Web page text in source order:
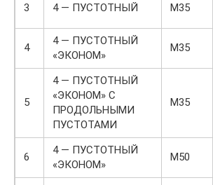
3 4 — ПУСТОТНЫЙ М35
4
4 — ПУСТОТНЫЙ
«ЭКОНОМ»
М35
5
4 — ПУСТОТНЫЙ
«ЭКОНОМ» С
ПРОДОЛЬНЫМИ
ПУСТОТАМИ
М35
6
4 — ПУСТОТНЫЙ
«ЭКОНОМ»
М50